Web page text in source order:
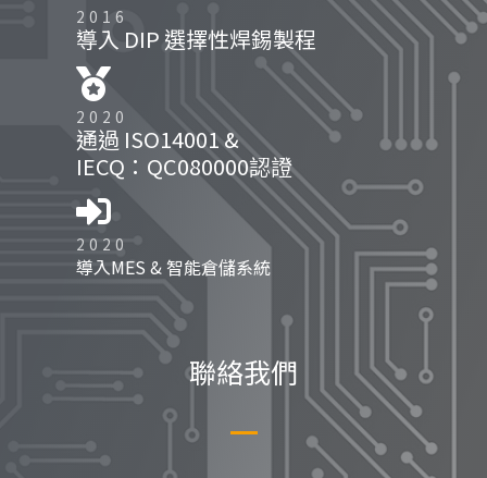
2016
導入 DIP 選擇性焊錫製程
2020
通過 ISO14001 &
IECQ：QC080000認證
2020
導入MES & 智能倉儲系統
聯絡我們